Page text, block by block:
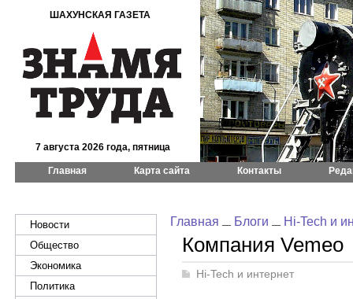
ШАХУНСКАЯ ГАЗЕТА
7 августа 2026 года, пятница
Главная Карта сайта Контакты
Новости
Общество
Экономика
Политика
Главная Блоги Hi-Tech и
Компания Vemeo
Hi-Tech и интернет